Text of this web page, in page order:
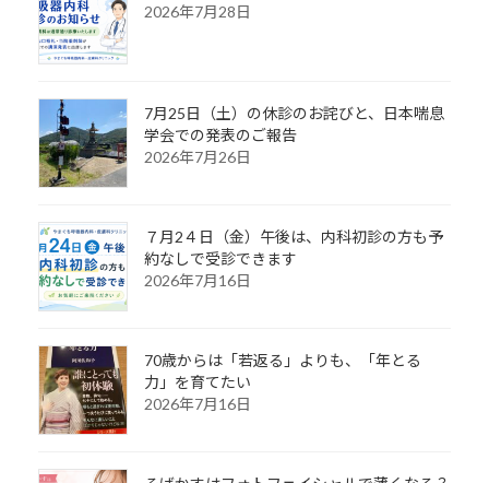
2026年7月28日
7月25日（土）の休診のお詫びと、日本喘息
学会での発表のご報告
2026年7月26日
７月2４日（金）午後は、内科初診の方も予
約なしで受診できます
2026年7月16日
70歳からは「若返る」よりも、「年とる
力」を育てたい
2026年7月16日